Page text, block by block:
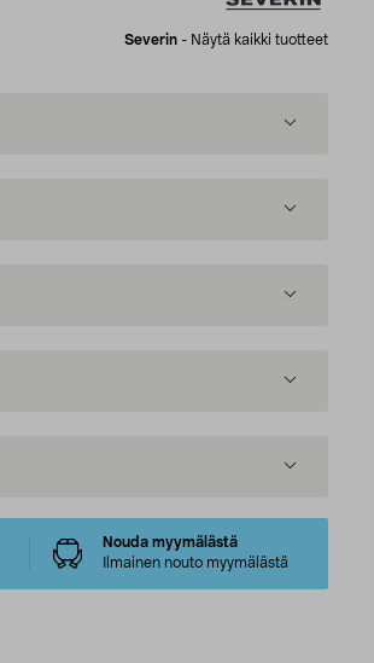
Severin - Näytä kaikki tuotteet
Nouda myymälästä
Ilmainen nouto myymälästä